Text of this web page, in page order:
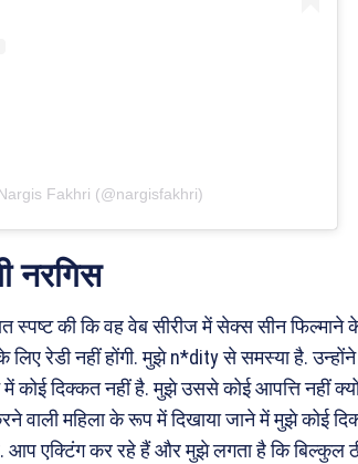
Fakhri (@nargisfakhri)
नरगिस
स्पष्ट की कि वह वेब सीरीज में सेक्स सीन फिल्माने
लिए रेडी नहीं होंगी. मुझे n*dity से समस्या है.
में कोई दिक्कत नहीं है. मुझे उससे कोई आपत्ति नहीं
वाली महिला के रूप में दिखाया जाने में मुझे कोई
है. आप एक्टिंग कर रहे हैं और मुझे लगता है कि बिल्कुल